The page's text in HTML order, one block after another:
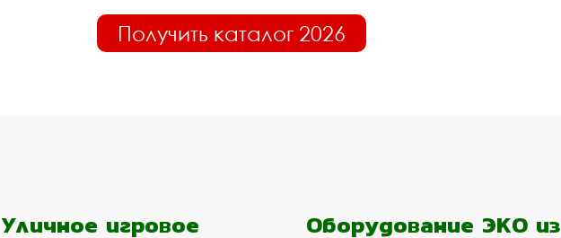
Получить каталог 2026
Уличное игровое Оборудование ЭКО из